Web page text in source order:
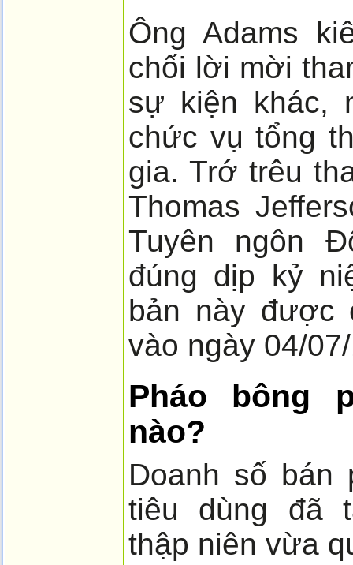
Ông Adams
chối lời mời
sự kiện khác,
chức vụ tổng
gia. Trớ trêu
Thomas
Tuyên ngôn
đúng dịp kỷ
bản này được
vào ngày 04/
Pháo bông
nào?
Doanh số bán
tiêu dùng đã
thập niên vừa